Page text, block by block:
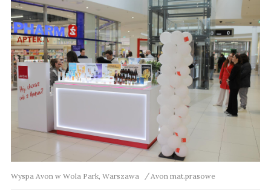
Wyspa Avon w Wola Park, Warszawa Avon mat.prasowe